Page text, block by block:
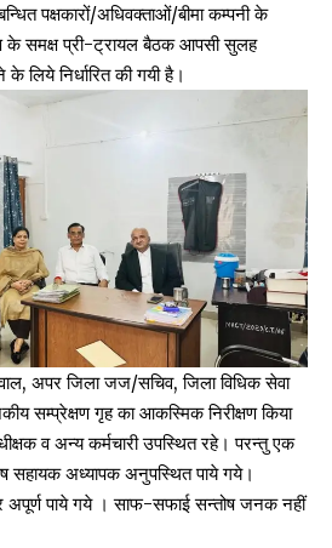
पक्षकारों/अधिवक्ताओं/बीमा कम्पनी के
के समक्ष प्री-ट्रायल बैठक आपसी सुलह
के लिये निर्धारित की गयी है।
अपर जिला जज/सचिव, जिला विधिक सेवा
सम्प्रेक्षण गृह का आकस्मिक निरीक्षण किया
व अन्य कर्मचारी उपस्थित रहे। परन्तु एक
सहायक अध्यापक अनुपस्थित पाये गये।
अपूर्ण पाये गये । साफ-सफाई सन्तोष जनक नहीं